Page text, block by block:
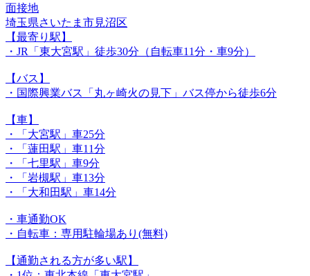
面接地
埼玉県さいたま市見沼区
【最寄り駅】
・JR「東大宮駅」徒歩30分（自転車11分・車9分）
【バス】
・国際興業バス「丸ヶ崎火の見下」バス停から徒歩6分
【車】
・「大宮駅」車25分
・「蓮田駅」車11分
・「七里駅」車9分
・「岩槻駅」車13分
・「大和田駅」車14分
・車通勤OK
・自転車：専用駐輪場あり(無料)
【通勤される方が多い駅】